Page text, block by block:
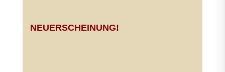
NEUERSCHEINUNG!